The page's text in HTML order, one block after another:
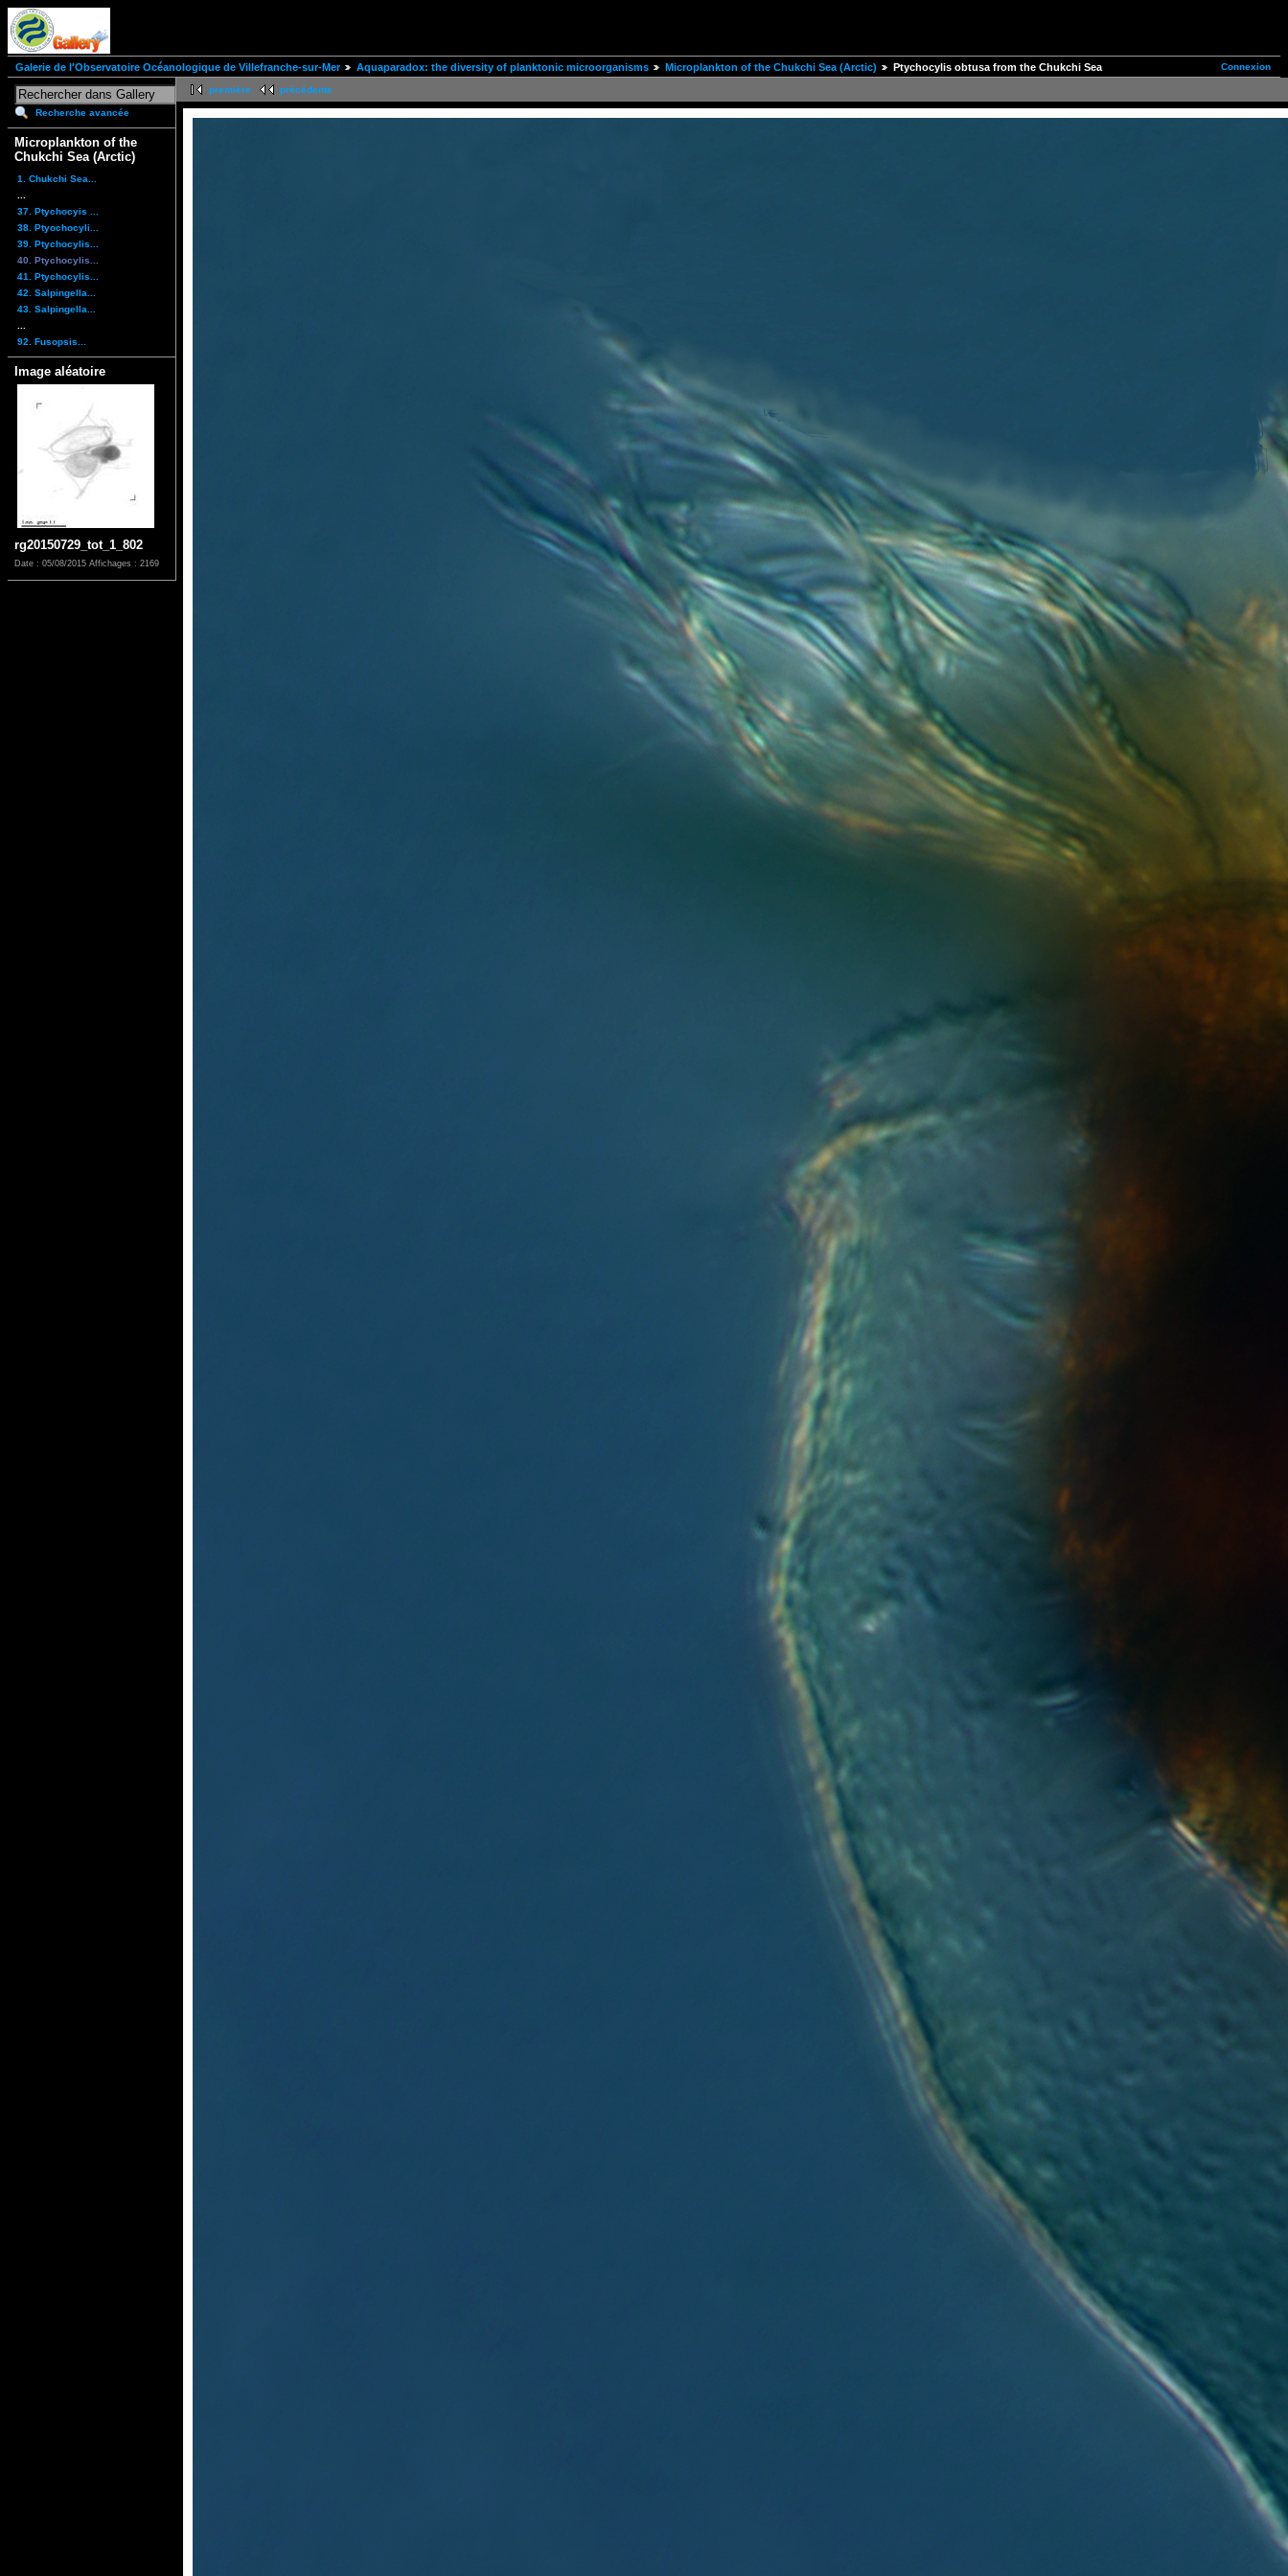
Connexion
Galerie de l'Observatoire Océanologique de Villefranche-sur-Mer Aquaparadox: the diversity of planktonic microorganisms Microplankton of the Chukchi Sea (Arctic) Ptychocylis obtusa from the Chukchi Sea
Recherche avancée
Microplankton of the
Chukchi Sea (Arctic)
1. Chukchi Sea...
37. Ptychocyis ...
38. Ptyochocyli...
39. Ptychocylis...
40. Ptychocylis...
41. Ptychocylis...
42. Salpingella...
43. Salpingella...
92. Fusopsis...
Image aléatoire
rg20150729_tot_1_802
Date : 05/08/2015 Affichages : 2169
première précédente